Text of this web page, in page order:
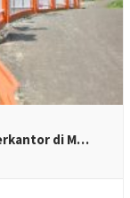
di M…